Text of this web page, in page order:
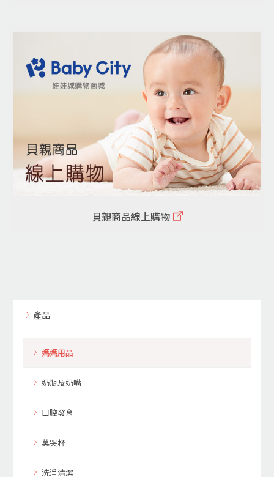
貝親商品線上購物
產品
媽媽用品
奶瓶及奶嘴
口腔發育
莫哭杯
洗淨清潔